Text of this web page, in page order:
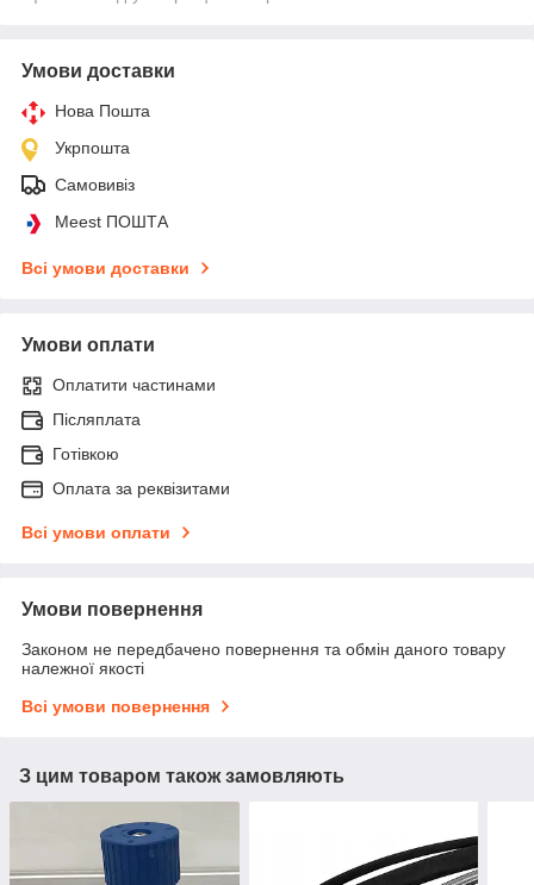
Умови доставки
Нова Пошта
Укрпошта
Самовивіз
Meest ПОШТА
Всі умови доставки
Умови оплати
Оплатити частинами
Післяплата
Готівкою
Оплата за реквізитами
Всі умови оплати
Умови повернення
Законом не передбачено повернення та обмін даного товару
належної якості
Всі умови повернення
З цим товаром також замовляють